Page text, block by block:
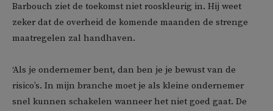
Barbouch ziet de toekomst niet rooskleurig in. Hij weet
zeker dat de overheid de komende maanden de strenge
maatregelen zal handhaven.
‘Als je ondernemer bent, dan ben je je bewust van de
risico’s. In mijn branche moet je als kleine ondernemer
snel kunnen schakelen wanneer het niet goed gaat. De